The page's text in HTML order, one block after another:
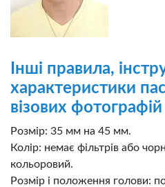
Інші правила,
характеристики
візових фотографій
Розмір: 35 мм на 45 мм.
Колір: немає фільтрів або
кольоровий.
Розмір і положення голови: